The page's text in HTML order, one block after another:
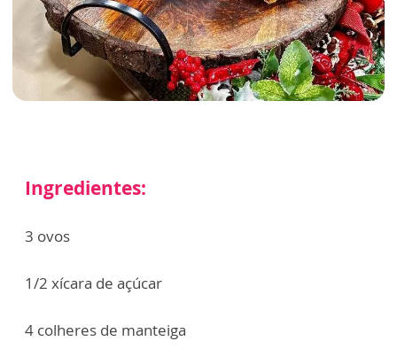
Ingredientes:
3 ovos
1/2 xícara de açúcar
4 colheres de manteiga